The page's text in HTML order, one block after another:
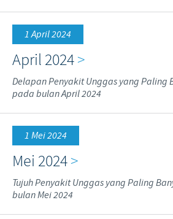
1 April 2024
April 2024>
Delapan Penyakit Unggas yang Paling
pada bulan April 2024
1 Mei 2024
Mei 2024>
Tujuh Penyakit Unggas yang Paling
bulan Mei 2024